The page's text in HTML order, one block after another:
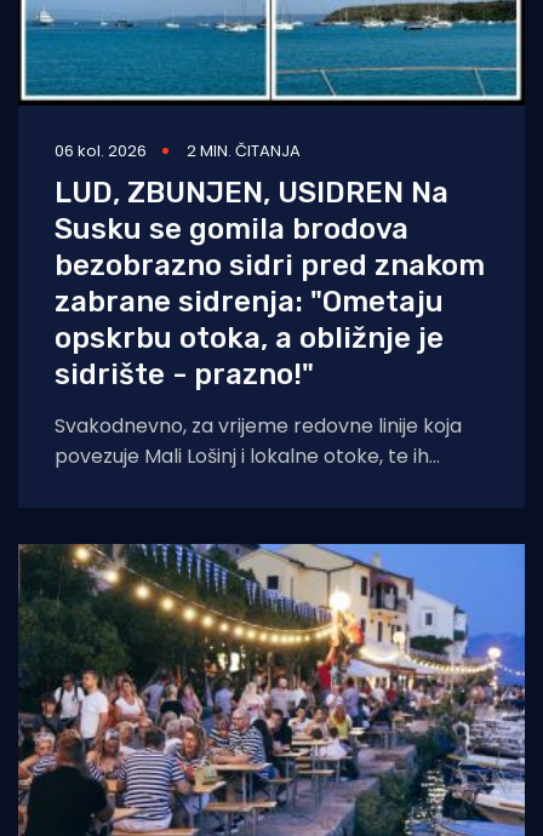
06 kol. 2026 2 MIN. ČITANJA
LUD, ZBUNJEN, USIDREN Na
Susku se gomila brodova
bezobrazno sidri pred znakom
zabrane sidrenja: "Ometaju
opskrbu otoka, a obližnje je
sidrište - prazno!"
Svakodnevno, za vrijeme redovne linije koja
povezuje Mali Lošinj i lokalne otoke, te ih